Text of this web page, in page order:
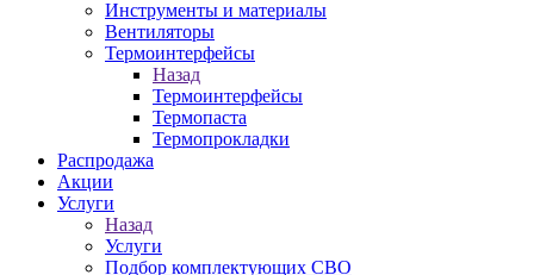
Инструменты и материалы
Вентиляторы
Термоинтерфейсы
Назад
Термоинтерфейсы
Термопаста
Термопрокладки
Распродажа
Акции
Услуги
Назад
Услуги
Подбор комплектующих СВО